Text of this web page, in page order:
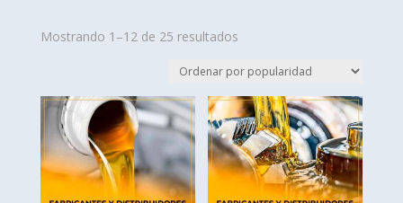
Mostrando 1–12 de 25 resultadosSorted
popularity